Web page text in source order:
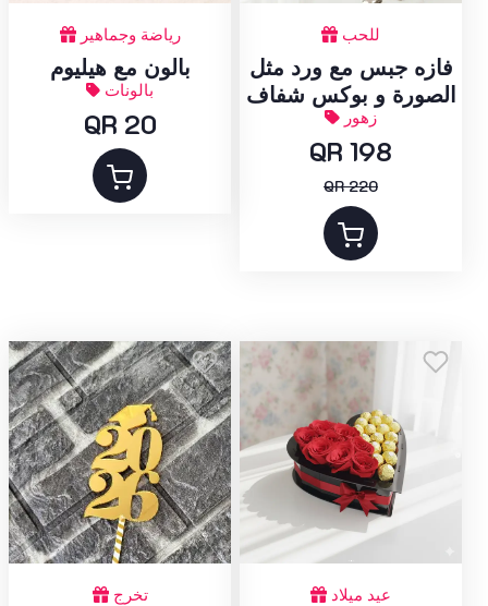
رياضة وجماهير
بالون مع هيليوم
بالونات
QR 20
للحب
فازه جبس مع ورد مثل
الصورة و بوكس شفاف
زهور
QR 198
QR 220
تخرج عيد ميلاد